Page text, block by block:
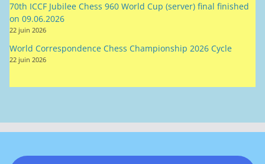
70th ICCF Jubilee Chess 960 World Cup (server) final finished
on 09.06.2026
22 juin 2026
World Correspondence Chess Championship 2026 Cycle
22 juin 2026